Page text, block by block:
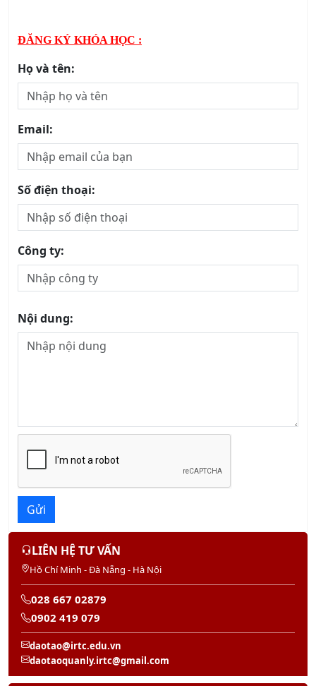
ĐĂNG KÝ KHÓA HỌC :
Họ và tên:
Email:
Số điện thoại:
Công ty:
Nội dung:
Gửi
LIÊN HỆ TƯ VẤN
Hồ Chí Minh - Đà Nẵng - Hà Nội
028 667 02879
0902 419 079
daotao@irtc.edu.vn
daotaoquanly.irtc@gmail.com